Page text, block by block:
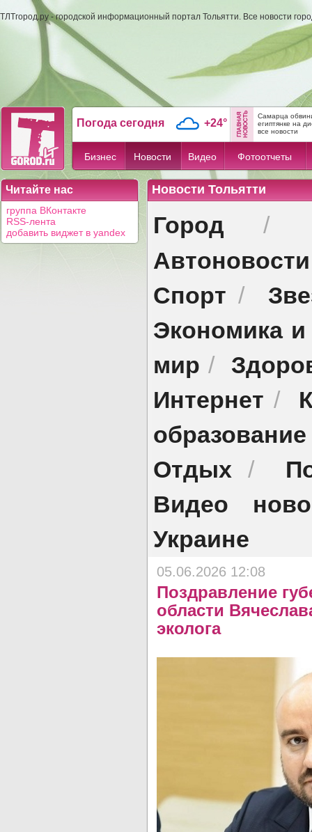
ТЛТгород.ру - городской информационный портал Тольятти. Все новости
Погода сегодня +24°
Самарца
египтянке на
все новости
Бизнес Новости Видео Фотоотчеты
Читайте нас
группа ВКонтакте
RSS-лента
добавить виджет в yandex
Новости Тольятти
Город /
Автоновости
Спорт /
Экономика
мир /
Интернет /
образование
Отдых /
Видео
Украине
05.06.2026 12:08
Поздравление
области
эколога